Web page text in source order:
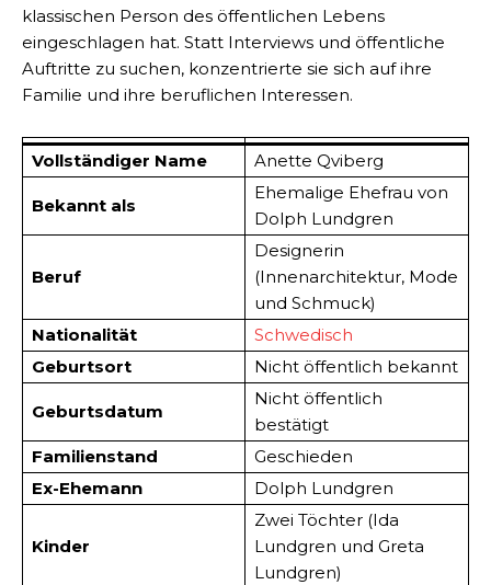
klassischen Person des öffentlichen Lebens
eingeschlagen hat. Statt Interviews und öffentliche
Auftritte zu suchen, konzentrierte sie sich auf ihre
Familie und ihre beruflichen Interessen.
Vollständiger Name Anette Qviberg
Bekannt als
Ehemalige Ehefrau von
Dolph Lundgren
Beruf
Designerin
(Innenarchitektur, Mode
und Schmuck)
Nationalität
Schwedisch
Geburtsort
Nicht öffentlich bekannt
Geburtsdatum
Nicht öffentlich
bestätigt
Familienstand
Geschieden
Ex-Ehemann
Dolph Lundgren
Kinder
Zwei Töchter (Ida
Lundgren und Greta
Lundgren)